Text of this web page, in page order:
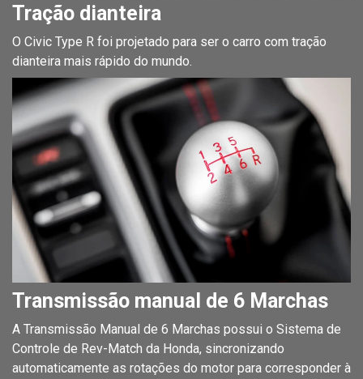
Tração dianteira
O Civic Type R foi projetado para ser o carro com tração
dianteira mais rápido do mundo.
Transmissão manual de 6 Marchas
A Transmissão Manual de 6 Marchas possui o Sistema de
Controle de Rev-Match da Honda, sincronizando
automaticamente as rotações do motor para corresponder à